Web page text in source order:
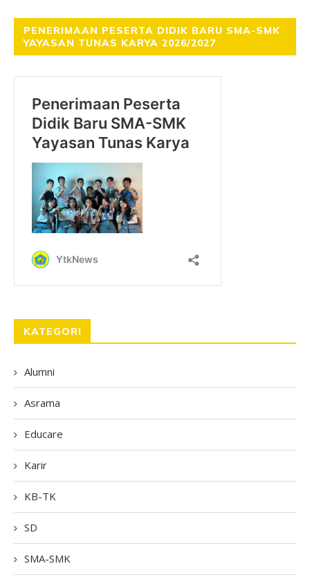
PENERIMAAN PESERTA DIDIK BARU SMA-SMK
YAYASAN TUNAS KARYA 2026/2027
KATEGORI
Alumni
Asrama
Educare
Karir
KB-TK
SD
SMA-SMK